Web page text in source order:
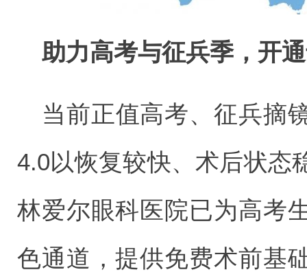
助力高考与征兵季，开
当前正值高考、征兵摘
4.0以恢复较快、术后状态
林爱尔眼科医院已为高考
色通道，提供免费术前基